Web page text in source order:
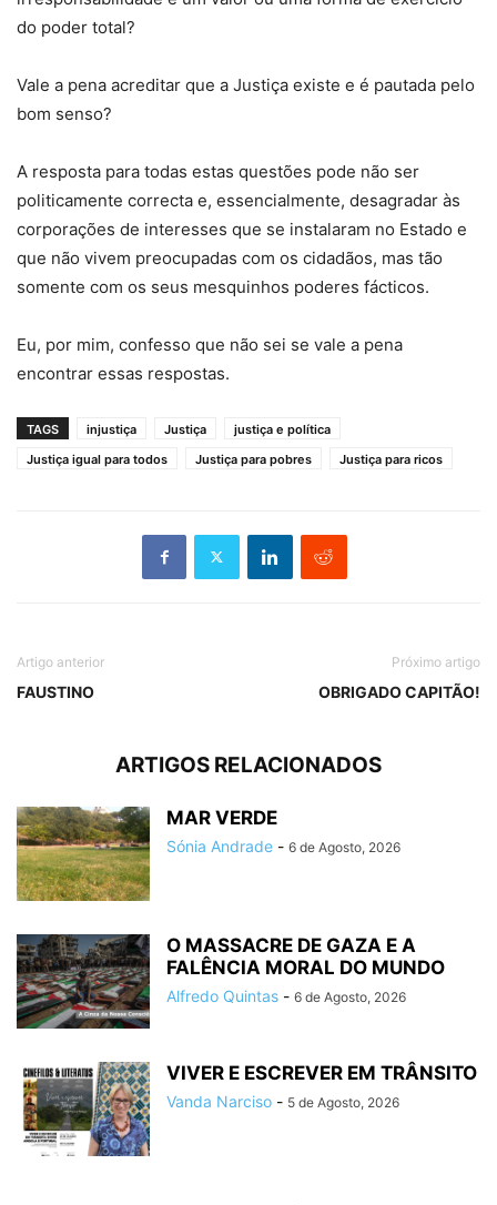
do poder total?
Vale a pena acreditar que a Justiça existe e é pautada pelo
bom senso?
A resposta para todas estas questões pode não ser
politicamente correcta e, essencialmente, desagradar às
corporações de interesses que se instalaram no Estado e
que não vivem preocupadas com os cidadãos, mas tão
somente com os seus mesquinhos poderes fácticos.
Eu, por mim, confesso que não sei se vale a pena
encontrar essas respostas.
TAGS injustiça Justiça
justiça e política
Justiça igual para todos
Justiça para pobres Justiça para ricos
Artigo anterior
FAUSTINO
Próximo artigo
OBRIGADO CAPITÃO!
ARTIGOS RELACIONADOS
MAR VERDE
Sónia Andrade - 6 de Agosto, 2026
O MASSACRE DE GAZA E A
FALÊNCIA MORAL DO MUNDO
Alfredo Quintas - 6 de Agosto, 2026
VIVER E ESCREVER EM TRÂNSITO
Vanda Narciso - 5 de Agosto, 2026